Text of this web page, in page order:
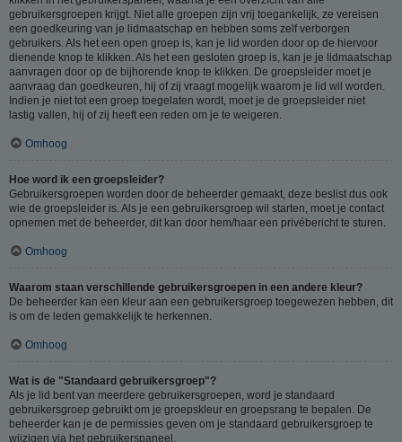
gebruikersgroepen krijgt. Niet alle groepen zijn vrij toegankelijk, ze vereisen
een goedkeuring van je lidmaatschap en hebben soms zelf verborgen
gebruikers. Als het een open groep is, kan je lid worden door op de hiervoor
dienende knop te klikken. Als het een gesloten groep is, kan je je lidmaatschap
aanvragen door op de bijhorende knop te klikken. De groepsleider moet je
aanvraag dan goedkeuren, hij of zij vraagt mogelijk waarom je lid wil worden.
Indien je niet tot een groep toegelaten wordt, moet je de groepsleider niet
lastig vallen, hij of zij heeft een reden om je te weigeren.
Omhoog
Hoe word ik een groepsleider?
Gebruikersgroepen worden door de beheerder gemaakt, deze beslist dus ook
wie de groepsleider is. Als je een gebruikersgroep wil starten, moet je contact
opnemen met de beheerder, dit kan door hem/haar een privébericht te sturen.
Omhoog
Waarom staan verschillende gebruikersgroepen in een andere kleur?
De beheerder kan een kleur aan een gebruikersgroep toegewezen hebben, dit
is om de leden gemakkelijk te herkennen.
Omhoog
Wat is de "Standaard gebruikersgroep"?
Als je lid bent van meerdere gebruikersgroepen, word je standaard
gebruikersgroep gebruikt om je groepskleur en groepsrang te bepalen. De
beheerder kan je de permissies geven om je standaard gebruikersgroep te
wijzigen via het gebruikerspaneel.